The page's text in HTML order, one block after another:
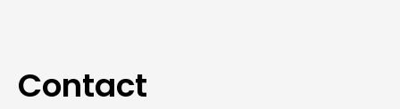
Contact